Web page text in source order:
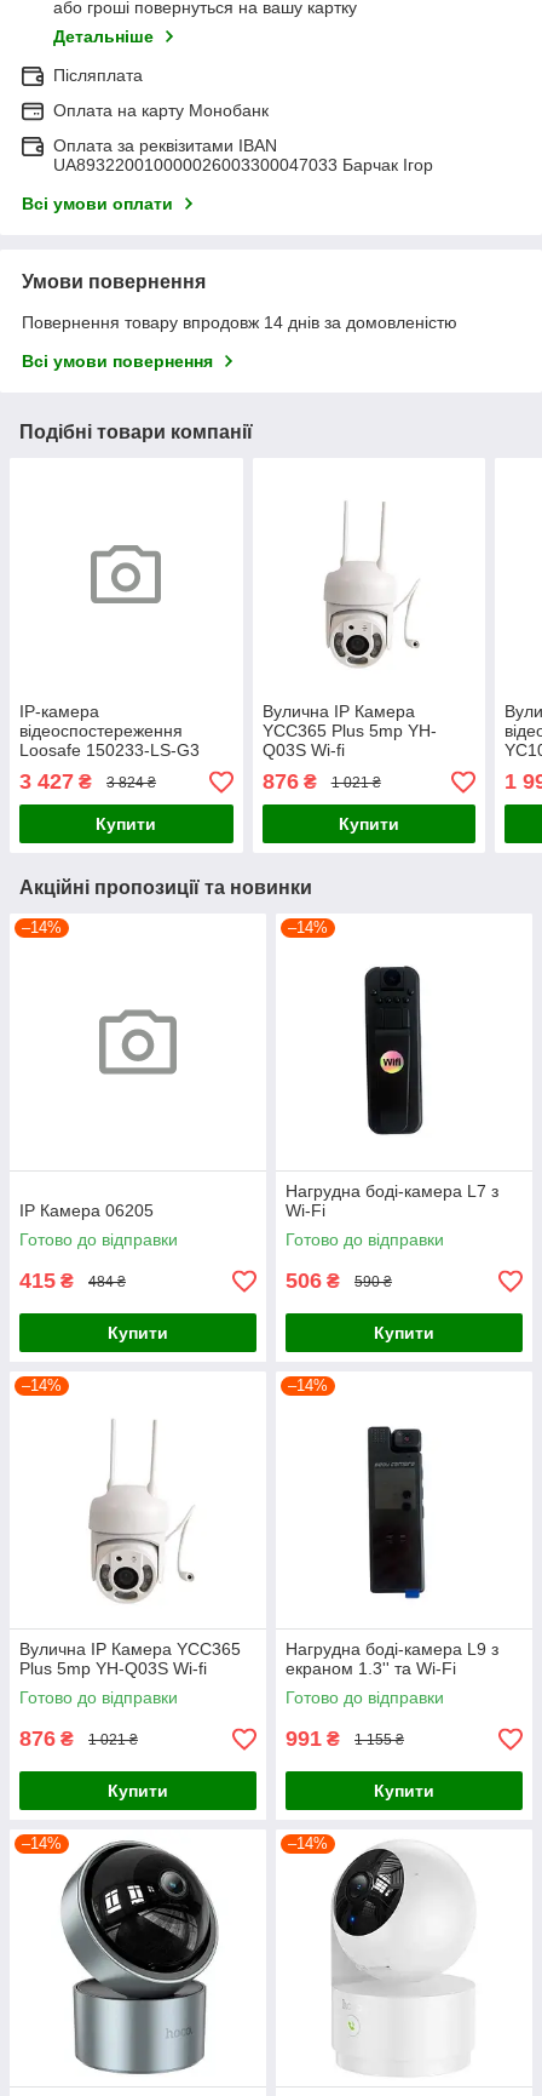
або гроші повернуться на вашу картку
Детальніше
Післяплата
Оплата на карту Монобанк
Оплата за реквізитами IBAN
UA893220010000026003300047033 Барчак Ігор
Всі умови оплати
Умови повернення
Повернення товару впродовж 14 днів за домовленістю
Всі умови повернення
Подібні товари компанії
IP-камера
відеоспостереження
Loosafe 150233-LS-G3
Plus WiFi
3 427 ₴ 3 824 ₴
Купити
Вулична IP Камера
YCC365 Plus 5mp YH-
Q03S Wi-fi
876₴ 1 021 ₴
Купити
1
Акційні пропозиції та новинки
–14%
IP Камера 06205
Готово до відправки
415 ₴ 484 ₴
Купити
–14%
Нагрудна боді-камера L7 з
Wi-Fi
Готово до відправки
506 ₴ 590 ₴
Купити
–14%
Вулична IP Камера YCC365
Plus 5mp YH-Q03S Wi-fi
Готово до відправки
876 ₴ 1 021 ₴
Купити
–14%
Нагрудна боді-камера L9 з
екраном 1.3'' та Wi-Fi
Готово до відправки
991 ₴ 1 155 ₴
Купити
–14% –14%